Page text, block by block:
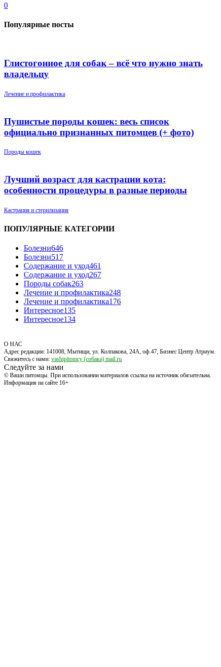
0
Популярные посты
Глистогонное для собак – всё что нужно знать
владельцу
Лечение и профилактика
Пушистые породы кошек: весь список
официально признанных питомцев (+ фото)
Породы кошек
Лучший возраст для кастрации кота:
особенности процедуры в разные периоды
Кастрация и стерилизация
ПОПУЛЯРНЫЕ КАТЕГОРИИ
Болезни646
Болезни517
Содержание и уход461
Содержание и уход267
Породы собак263
Лечение и профилактика248
Лечение и профилактика176
Интересное135
Интересное134
О НАС
Адрес редакции: 141008, Мытищи, ул. Колпакова, 24А, оф.47, Бизнес Центр Атриум.
Свяжитесь с нами: vashipitomcy (собака) mail.ru
Следуйте за нами
© Ваши питомцы. При использовании материалов ссылка на источник обязательна.
Информация на сайте 16+